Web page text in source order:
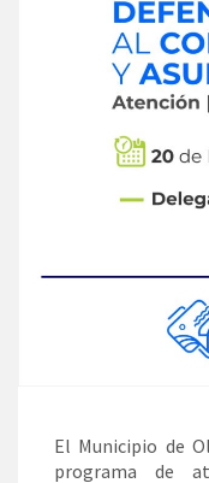
El Municipio de
programa de